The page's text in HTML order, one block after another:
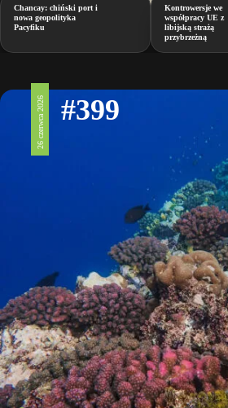
Chancay: chiński port i
nowa geopolityka
Pacyfiku
Kontrowersje we
współpracy UE z
libijską strażą
przybrzeżną
26 czerwca 2026 #399